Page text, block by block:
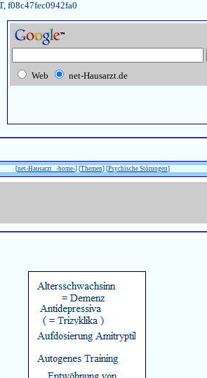
f08c47fec0942fa0
Web net-Hausarzt.de
[net-Hausarzt -home-] [Themen] [Psychische Störungen]